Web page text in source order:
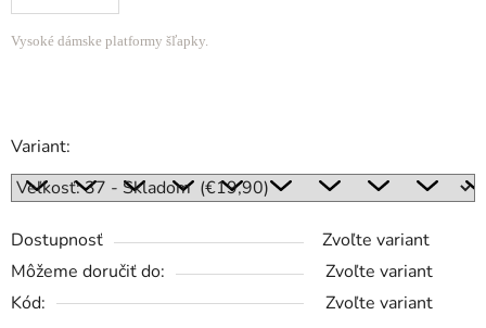
Vysoké dámske platformy šľapky.
Variant:
Dostupnosť
Zvoľte variant
Môžeme doručiť do:
Zvoľte variant
Kód:
Zvoľte variant